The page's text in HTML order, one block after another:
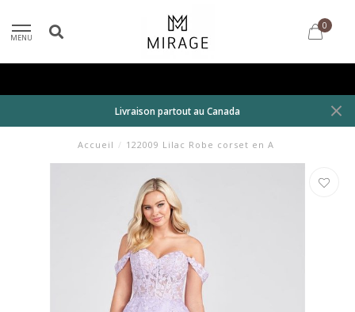
MENU
0
Livraison partout au Canada
Accueil / 122009 Lilac Robe corset en A